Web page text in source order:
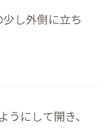
し外側に立ち
にして開き、